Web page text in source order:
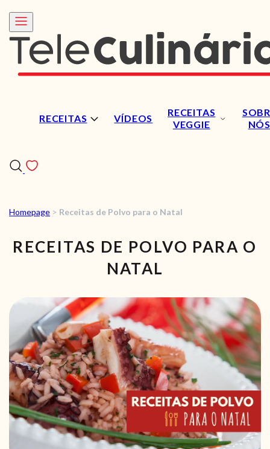
RECEITAS VÍDEOS
RECEITAS
VEGGIE
NÓS
RECEITAS
VÍDEOS
RECEITAS VEGGIE
SOBRE NÓS
LOJA ONLINE
BLOG
Homepage > Receitas de Polvo para o Natal
RECEITAS DE POLVO PARA O
NATAL